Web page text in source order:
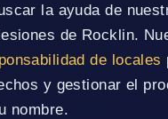
la ayuda de
de Rocklin.
de locales
y gestionar el
nombre.